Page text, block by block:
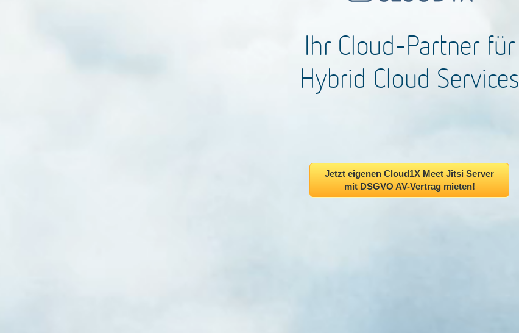
Ihr Cloud-Partner für
Hybrid Cloud Services
Jetzt eigenen Cloud1X Meet Jitsi Server
mit DSGVO AV-Vertrag mieten!